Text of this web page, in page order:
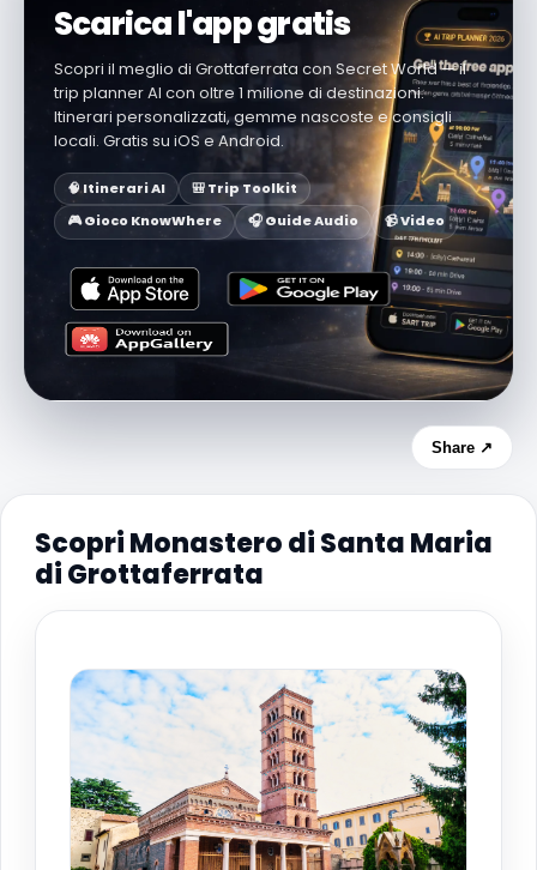
Scarica l'app gratis
Scopri il meglio di Grottaferrata con Secret World — il
trip planner AI con oltre 1 milione di destinazioni.
Itinerari personalizzati, gemme nascoste e consigli
locali. Gratis su iOS e Android.
🧠 Itinerari AI
🎒 Trip Toolkit
🎮 Gioco KnowWhere
🎧 Guide Audio 📹 Video
Share ↗
Scopri Monastero di Santa Maria
di Grottaferrata